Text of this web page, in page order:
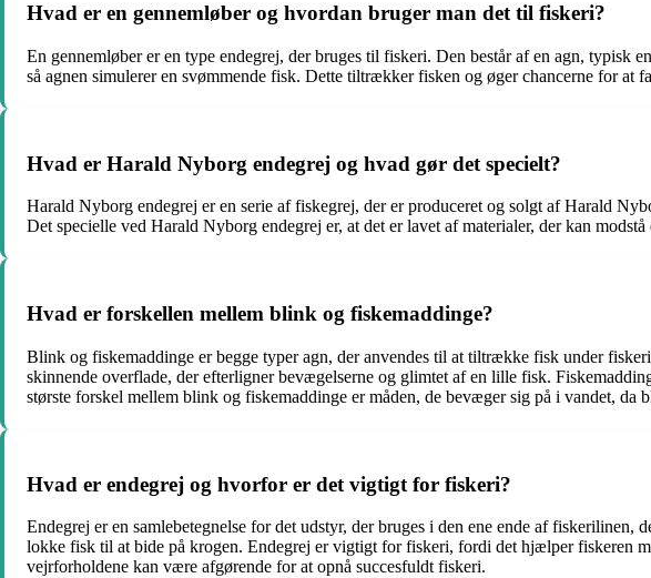
Hvad er en gennemløber og hvordan bruger man det til fiskeri?
En gennemløber er en type endegrej, der bruges til fiskeri. Den består af en agn, typisk
så agnen simulerer en svømmende fisk. Dette tiltrækker fisken og øger chancerne for at
Hvad er Harald Nyborg endegrej og hvad gør det specielt?
Harald Nyborg endegrej er en serie af fiskegrej, der er produceret og solgt af Harald
Det specielle ved Harald Nyborg endegrej er, at det er lavet af materialer, der kan
Hvad er forskellen mellem blink og fiskemaddinge?
Blink og fiskemaddinge er begge typer agn, der anvendes til at tiltrække fisk under
skinnende overflade, der efterligner bevægelserne og glimtet af en lille fisk.
største forskel mellem blink og fiskemaddinge er måden, de bevæger sig på i vandet,
Hvad er endegrej og hvorfor er det vigtigt for fiskeri?
Endegrej er en samlebetegnelse for det udstyr, der bruges i den ene ende af
lokke fisk til at bide på krogen. Endegrej er vigtigt for fiskeri, fordi det hjælper fiskeren
vejrforholdene kan være afgørende for at opnå succesfuldt fiskeri.